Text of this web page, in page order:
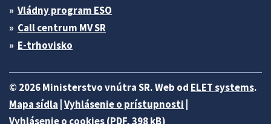
Vládny program ESO
Call centrum MV SR
E-trhovisko
© 2026 Ministerstvo vnútra SR. Web od ELET systems.
Mapa sídla Vyhlásenie o prístupnosti
Vyhlásenie o cookies (PDF, 398 kB)